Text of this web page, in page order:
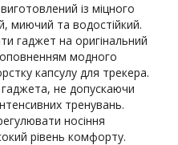
із міцного
миючий та водостійкий.
гаджет на оригінальний
модного
капсулу для трекера.
не допускаючи
тренувань.
носіння
рівень комфорту.